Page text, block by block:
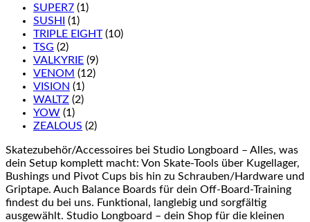
SUPER7 (1)
SUSHI
(1)
TRIPLE EIGHT (10)
TSG (2)
VALKYRIE (9)
VENOM (12)
VISION (1)
WALTZ (2)
YOW (1)
ZEALOUS (2)
Skatezubehör/Accessoires bei Studio Longboard – Alles, was
dein Setup komplett macht: Von Skate-Tools über Kugellager,
Bushings und Pivot Cups bis hin zu Schrauben/Hardware und
Griptape. Auch Balance Boards für dein Off-Board-Training
findest du bei uns. Funktional, langlebig und sorgfältig
ausgewählt. Studio Longboard – dein Shop für die kleinen